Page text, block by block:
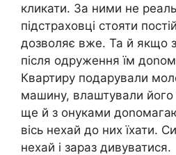
кликати. За ними не
підстраховці стояти
дозволяє вже. Та й якщо
після одруження їм
Квартиру подарували
машину, влаштували його
ще й з онуками
вісь нехай до них їхати.
нехай і зараз дивуватися.